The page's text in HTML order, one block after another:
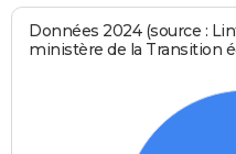
Données 2024 (source :
ministère de la Transition